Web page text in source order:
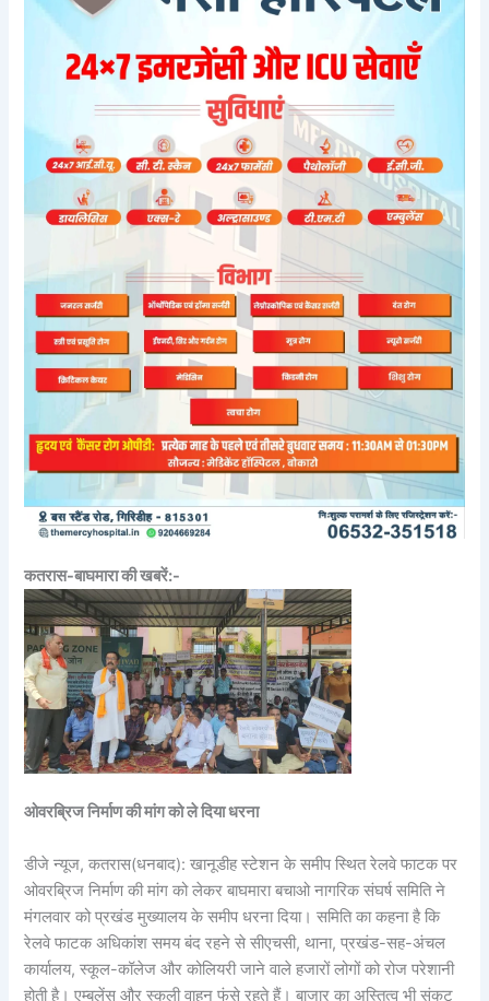
कतरास-बाघमारा की खबरें:-
ओवरब्रिज निर्माण की मांग को ले दिया धरना
डीजे न्यूज, कतरास(धनबाद): खानूडीह स्टेशन के समीप स्थित रेलवे फाटक पर
ओवरब्रिज निर्माण की मांग को लेकर बाघमारा बचाओ नागरिक संघर्ष समिति ने
मंगलवार को प्रखंड मुख्यालय के समीप धरना दिया। समिति का कहना है कि
रेलवे फाटक अधिकांश समय बंद रहने से सीएचसी, थाना, प्रखंड-सह-अंचल
कार्यालय, स्कूल-कॉलेज और कोलियरी जाने वाले हजारों लोगों को रोज परेशानी
होती है। एम्बुलेंस और स्कूली वाहन फंसे रहते हैं। बाजार का अस्तित्व भी संकट